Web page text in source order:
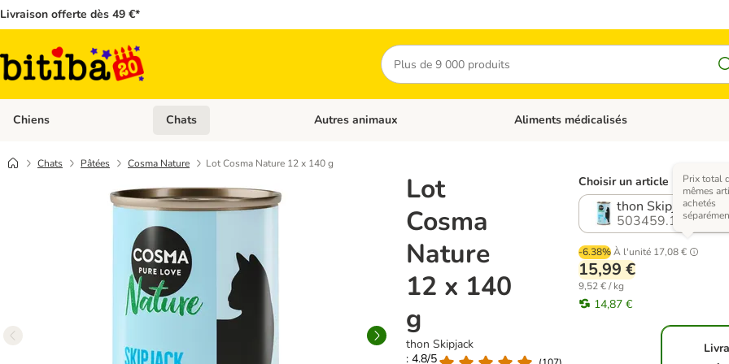
Livraison offerte dès 49 €*
Rechercher
Chiens Dérouler les catégories: Chiens
Chats Dérouler les catégories: Chats
Autres animaux Dérouler les catégories: Autres animaux
Aliments médicalisés
Chats Pâtées Cosma Nature Lot Cosma Nature 12 x 140 g
Lot
Cosma
Nature
12 x 140
g
thon Skipjack
: 4.8/5
Choisir un article (13
thon Skipjack
503459.10
-6.38%À l'unité 17,08 €
Prix total
mêmes
achetés
15,99 €
9,52 € / kg
14,87 €